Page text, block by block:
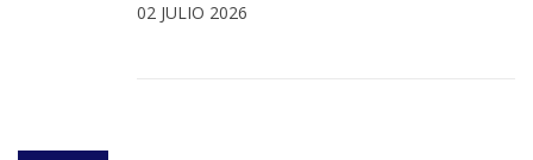
02 JULIO 2026